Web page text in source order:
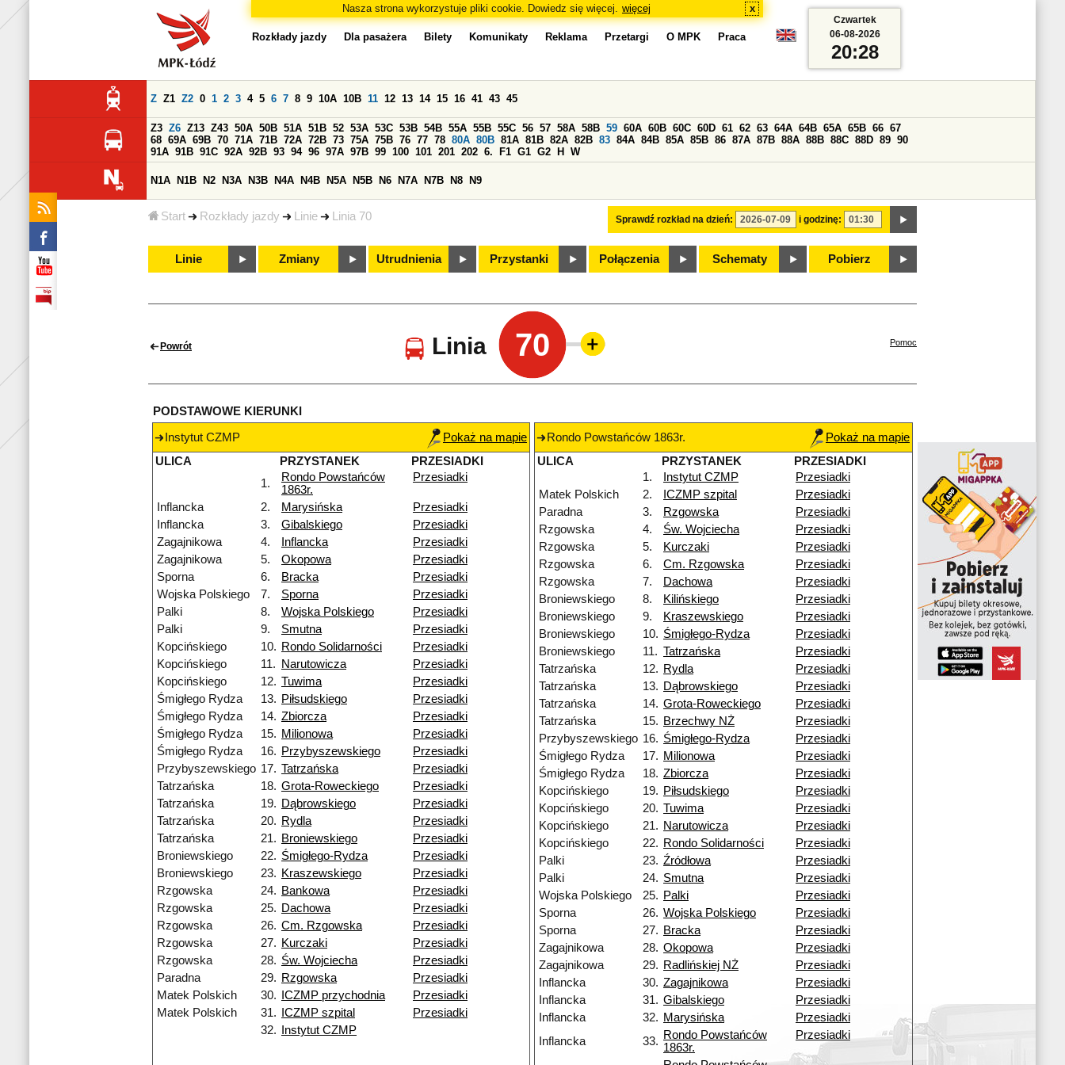
Nasza strona wykorzystuje pliki cookie. Dowiedz się więcej. więcej x
Start Rozkłady jazdy Linie Linia 70
Rozkłady jazdy Dla pasażera Bilety Komunikaty Reklama Przetargi O MPK Praca
Sprawdź rozkład na dzień: i godzinę:
Z Z1 Z2 0 1 2 3 4 5 6 7 8 9 10A 10B 11 12 13 14 15 16 41 43 45
Z3 Z6 Z13 Z43 50A 50B 51A 51B 52 53A 53C 53B 54B 55A 55B 55C 56 57 58A 58B 59 60A 60B 60C 60D 61 62 63 64A 64B 65A 65B 66 67
68 69A 69B 70 71A 71B 72A 72B 73 75A 75B 76 77 78 80A 80B 81A 81B 82A 82B 83 84A 84B 85A 85B 86 87A 87B 88A 88B 88C 88D 89 90
91A 91B 91C 92A 92B 93 94 96 97A 97B 99 100 101 201 202 6. F1 G1 G2 H W
N1A N1B N2 N3A N3B N4A N4B N5A N5B N6 N7A N7B N8 N9
Linie Zmiany Utrudnienia Przystanki Połączenia Schematy Pobierz
Czwartek
06-08-2026
20:28
Powrót Linia 70 Pomoc
PODSTAWOWE KIERUNKI
Instytut CZMP
Pokaż na mapie
ULICA
PRZYSTANEK
PRZESIADKI
1.
Rondo Powstańców
1863r.
Przesiadki
Inflancka 2. Marysińska
Przesiadki
Inflancka
3. Gibalskiego
Przesiadki
Zagajnikowa
4. Inflancka
Przesiadki
Zagajnikowa
5. Okopowa
Przesiadki
Sporna
6. Bracka
Przesiadki
Wojska Polskiego
7. Sporna
Przesiadki
Palki
8. Wojska Polskiego
Przesiadki
Palki
9. Smutna
Przesiadki
Kopcińskiego
10. Rondo Solidarności
Przesiadki
Kopcińskiego
11. Narutowicza
Przesiadki
Kopcińskiego
12. Tuwima
Przesiadki
Śmigłego Rydza
13. Piłsudskiego
Przesiadki
Śmigłego Rydza
14. Zbiorcza
Przesiadki
Śmigłego Rydza
15. Milionowa
Przesiadki
Śmigłego Rydza
16. Przybyszewskiego
Przesiadki
Przybyszewskiego 17. Tatrzańska
Przesiadki
Tatrzańska
18. Grota-Roweckiego
Przesiadki
Tatrzańska
19. Dąbrowskiego
Przesiadki
Tatrzańska
20. Rydla
Przesiadki
Tatrzańska
21. Broniewskiego
Przesiadki
Broniewskiego
22. Śmigłego-Rydza
Przesiadki
Broniewskiego
23. Kraszewskiego
Przesiadki
Rzgowska
24. Bankowa
Przesiadki
Rzgowska
25. Dachowa
Przesiadki
Rzgowska
26. Cm. Rzgowska
Przesiadki
Rzgowska
27. Kurczaki
Przesiadki
Rzgowska
28. Św. Wojciecha
Przesiadki
Paradna
29. Rzgowska
Przesiadki
Matek Polskich
30. ICZMP przychodnia
Przesiadki
Matek Polskich
31. ICZMP szpital
Przesiadki
32.
Instytut CZMP
Rondo Powstańców 1863r.
Pokaż na mapie
ULICA
PRZYSTANEK
PRZESIADKI
1.
Instytut CZMP
Przesiadki
Matek Polskich
2. ICZMP szpital
Przesiadki
Paradna
3. Rzgowska
Przesiadki
Rzgowska
4. Św. Wojciecha
Przesiadki
Rzgowska
5. Kurczaki
Przesiadki
Rzgowska
6. Cm. Rzgowska
Przesiadki
Rzgowska
7. Dachowa
Przesiadki
Broniewskiego
8. Kilińskiego
Przesiadki
Broniewskiego
9. Kraszewskiego
Przesiadki
Broniewskiego
10. Śmigłego-Rydza
Przesiadki
Broniewskiego
11. Tatrzańska
Przesiadki
Tatrzańska
12. Rydla
Przesiadki
Tatrzańska
13. Dąbrowskiego
Przesiadki
Tatrzańska
14. Grota-Roweckiego
Przesiadki
Tatrzańska
15. Brzechwy NŻ
Przesiadki
Przybyszewskiego 16. Śmigłego-Rydza
Przesiadki
Śmigłego Rydza
17. Milionowa
Przesiadki
Śmigłego Rydza
18. Zbiorcza
Przesiadki
Kopcińskiego
19. Piłsudskiego
Przesiadki
Kopcińskiego
20. Tuwima
Przesiadki
Kopcińskiego
21. Narutowicza
Przesiadki
Kopcińskiego
22. Rondo Solidarności
Przesiadki
Palki
23. Źródłowa
Przesiadki
Palki
24. Smutna
Przesiadki
Wojska Polskiego
25. Palki
Przesiadki
Sporna
26. Wojska Polskiego
Przesiadki
Sporna
27. Bracka
Przesiadki
Zagajnikowa
28. Okopowa
Przesiadki
Zagajnikowa
29. Radlińskiej NŻ
Przesiadki
Inflancka
30. Zagajnikowa
Przesiadki
Inflancka
31. Gibalskiego
Przesiadki
Inflancka
32. Marysińska
Przesiadki
Inflancka
33. Rondo Powstańców
1863r.
Przesiadki